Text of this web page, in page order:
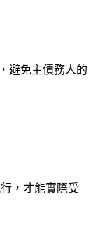
避免主債務人的
，才能實際受